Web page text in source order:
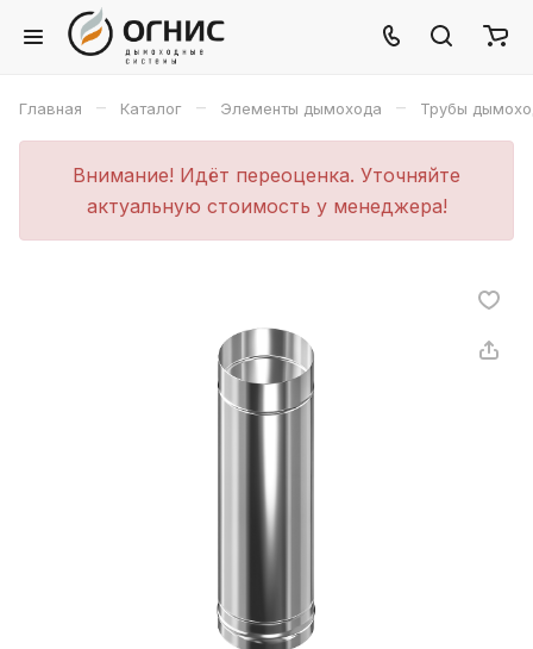
Главная – Каталог – Элементы дымохода – Трубы
Внимание! Идёт переоценка. Уточняйте
актуальную стоимость у менеджера!